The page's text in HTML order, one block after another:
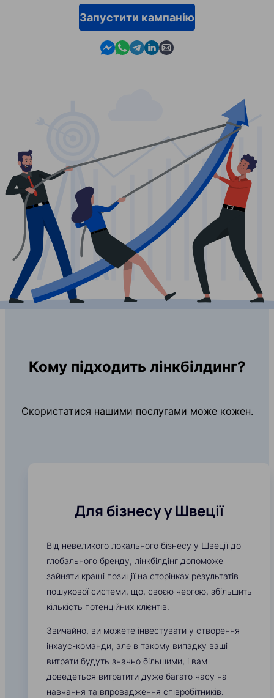
Запустити кампанію
Contact us in Messenger
Contact us in WhatsApp
Contact us in Telegram
Contact us in Linkedin
Contact us by email
Кому підходить лінкбілдинг?
Скористатися нашими послугами може кожен.
Для бізнесу у Швеції
Від невеликого локального бізнесу у Швеції до
глобального бренду, лінкбілдінг допоможе
зайняти кращі позиції на сторінках результатів
пошукової системи, що, своєю чергою, збільшить
кількість потенційних клієнтів.
Звичайно, ви можете інвестувати у створення
інхаус-команди, але в такому випадку ваші
витрати будуть значно більшими, і вам
доведеться витратити дуже багато часу на
навчання та впровадження співробітників.